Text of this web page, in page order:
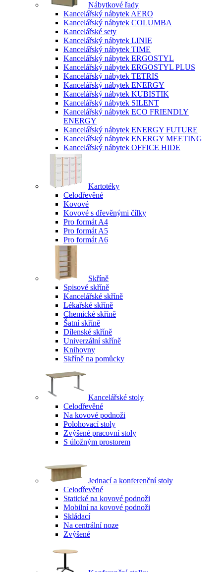
Nábytkové řady
Kancelářský nábytek AERO
Kancelářský nábytek COLUMBA
Kancelářské sety
Kancelářský nábytek LINIE
Kancelářský nábytek TIME
Kancelářský nábytek ERGOSTYL
Kancelářský nábytek ERGOSTYL PLUS
Kancelářský nábytek TETRIS
Kancelářský nábytek ENERGY
Kancelářský nábytek KUBISTIK
Kancelářský nábytek SILENT
Kancelářský nábytek ECO FRIENDLY
ENERGY
Kancelářský nábytek ENERGY FUTURE
Kancelářský nábytek ENERGY MEETING
Kancelářský nábytek OFFICE HIDE
Kartotéky
Celodřevěné
Kovové
Kovové s dřevěnými čílky
Pro formát A4
Pro formát A5
Pro formát A6
Skříně
Spisové skříně
Kancelářské skříně
Lékařské skříně
Chemické skříně
Šatní skříně
Dílenské skříně
Univerzální skříně
Knihovny
Skříně na pomůcky
Kancelářské stoly
Celodřevěné
Na kovové podnoži
Polohovací stoly
Zvýšené pracovní stoly
S úložným prostorem
Jednací a konferenční stoly
Celodřevěné
Statické na kovové podnoži
Mobilní na kovové podnoži
Skládací
Na centrální noze
Zvýšené